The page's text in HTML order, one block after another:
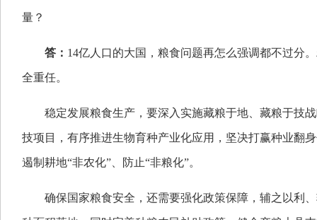
量？
答： 14亿人口的大国，粮食问题再怎么强调都不过分
全重任。
稳定发展粮食生产，要深入实施藏粮于地、藏粮于技
技项目，有序推进生物育种产业化应用，坚决打赢种业翻
遏制耕地“非农化”、防止“非粮化”。
确保国家粮食安全，还需要强化政策保障，辅之以利